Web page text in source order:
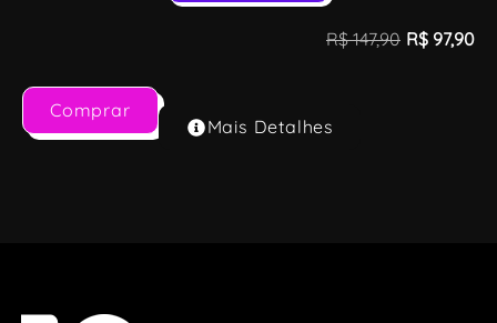
R$147,90 R$ 97,90
Comprar
Mais Detalhes